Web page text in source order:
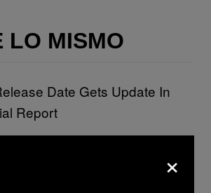
LO MISMO
Date Gets
×